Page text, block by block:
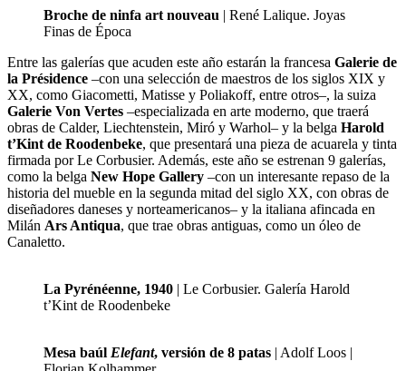
Broche de ninfa art nouveau | René Lalique. Joyas
Finas de Época
Entre las galerías que acuden este año estarán la francesa Galerie de
la Présidence –con una selección de maestros de los siglos XIX y
XX, como Giacometti, Matisse y Poliakoff, entre otros–, la suiza
Galerie Von Vertes –especializada en arte moderno, que traerá
obras de Calder, Liechtenstein, Miró y Warhol– y la belga Harold
t’Kint de Roodenbeke, que presentará una pieza de acuarela y tinta
firmada por Le Corbusier. Además, este año se estrenan 9 galerías,
como la belga New Hope Gallery –con un interesante repaso de la
historia del mueble en la segunda mitad del siglo XX, con obras de
diseñadores daneses y norteamericanos– y la italiana afincada en
Milán Ars Antiqua, que trae obras antiguas, como un óleo de
Canaletto.
La Pyrénéenne, 1940 | Le Corbusier. Galería Harold
t’Kint de Roodenbeke
Mesa baúl Elefant, versión de 8 patas | Adolf Loos |